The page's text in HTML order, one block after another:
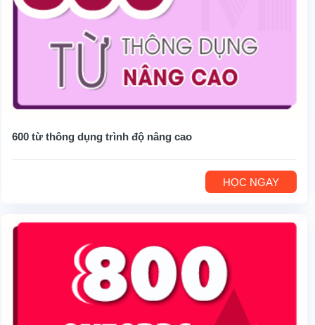
600 từ thông dụng trình độ nâng cao
HỌC NGAY